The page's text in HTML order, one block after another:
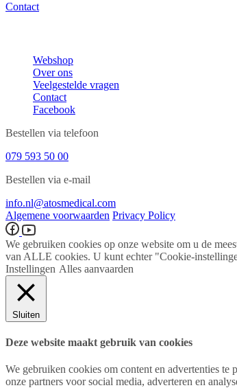
Contact
Webshop
Over ons
Veelgestelde vragen
Contact
Facebook
Bestellen via telefoon
079 593 50 00
Bestellen via e-mail
info.nl@atosmedical.com
Algemene voorwaarden Privacy Policy
We gebruiken cookies op onze website om u de
van ALLE cookies. U kunt echter "Cookie-
Instellingen Alles aanvaarden
Sluiten
Deze website maakt gebruik van cookies
We gebruiken cookies om content en advertenties
onze partners voor social media, adverteren en